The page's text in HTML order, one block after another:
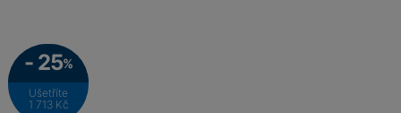
- 25%
Ušetříte
1 713 Kč